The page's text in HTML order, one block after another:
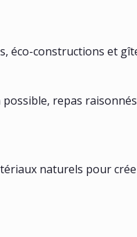
éco-constructions et
repas
naturels pour